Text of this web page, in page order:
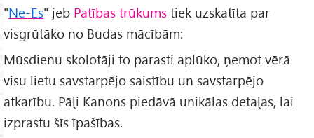
"Ne-Es" jeb Patības trūkums tiek uzskatīta par
visgrūtāko no Budas mācībām:
Mūsdienu skolotāji to parasti aplūko, ņemot vērā
visu lietu savstarpējo saistību un savstarpējo
atkarību. Pāļi Kanons piedāvā unikālas detaļas, lai
izprastu šīs īpašības.